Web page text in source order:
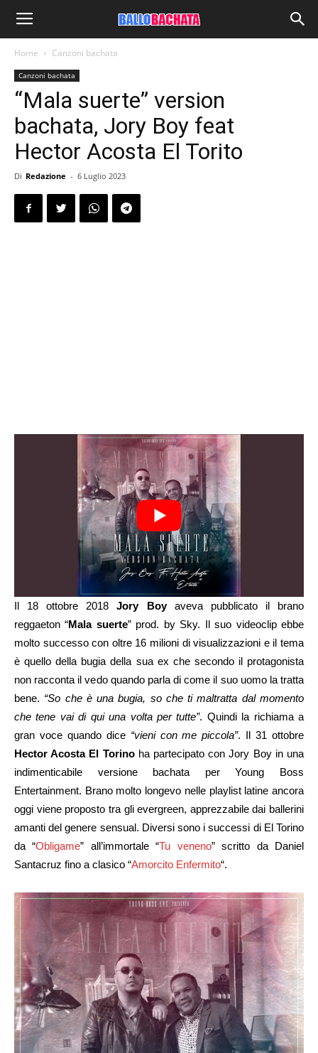
Home Canzoni bachata
Canzoni bachata
“Mala suerte” version
bachata, Jory Boy feat
Hector Acosta El Torito
Di Redazione - 6 Luglio 2023
Il 18 ottobre 2018Jory Boyaveva pubblicato il brano
reggaeton “Mala suerte” prod. by Sky. Il suo videoclip ebbe
molto successo con oltre 16 milioni di visualizzazioni e il tema
è quello della bugia della sua ex che secondo il protagonista
non racconta il vedo quando parla di come il suo uomo la tratta
bene. “So che è una bugia, so che ti maltratta dal momento
che tene vai di qui una volta per tutte”. Quindi la richiama a
gran voce quando dice “vieni con me piccola”. Il 31 ottobre
Hector Acosta El Torinoha partecipato con Jory Boy in una
indimenticabile versione bachata per Young Boss
Entertainment. Brano molto longevo nelle playlist latine ancora
oggi viene proposto tra gli evergreen, apprezzabile dai ballerini
amanti del genere sensual. Diversi sono i successi di El Torino
da “Obligame” all’immortale “Tu veneno” scritto da Daniel
Santacruz fino a clasico “Amorcito Enfermito“.